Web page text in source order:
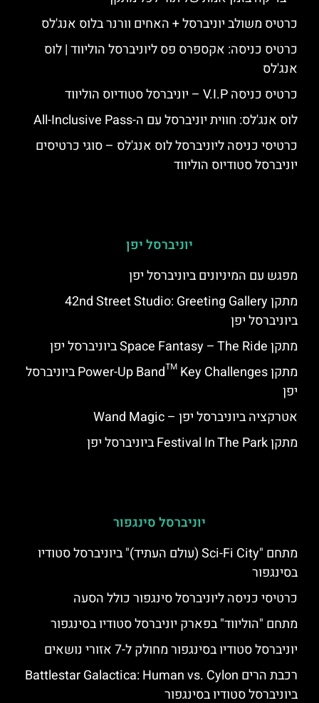
כרטיס משולב יוניברסל + האחים וורנר בלוס אנג'לס
כרטיס כניסה: אקספרס פס ליוניברסל הוליווד | לוס
אנג'לס
כרטיס כניסה V.I.P – יוניברסל סטודיוס הוליווד
לוס אנג'לס: חווית יוניברסל עם ה-All-Inclusive Pass
כרטיסי כניסה ליוניברסל לוס אנג'לס – סוגי כרטיסים
יוניברסל סטודיוס הוליווד
יוניברסל יפן
מפגש עם המיניונים ביוניברסל יפן
מתקן 42nd Street Studio: Greeting Gallery
ביוניברסל יפן
מתקן Space Fantasy – The Ride ביוניברסל יפן
מתקן Power-Up Band™ Key Challenges ביוניברסל
יפן
אטרקציה ביוניברסל יפן – Wand Magic
מתקן Festival In The Park ביוניברסל יפן
יוניברסל סינגפור
מתחם "Sci-Fi City (עולם העתיד)" ביוניברסל סטודיו
בסינגפור
כרטיסי כניסה ליוניברסל סינגפור כולל הסעה
מתחם "הוליווד" בפארק יוניברסל סטודיו בסינגפור
יוניברסל סטודיו בסינגפור מחולק ל-7 אזורי נושאים
רכבת הרים Battlestar Galactica: Human vs. Cylon
ביוניברסל סטודיו בסינגפור